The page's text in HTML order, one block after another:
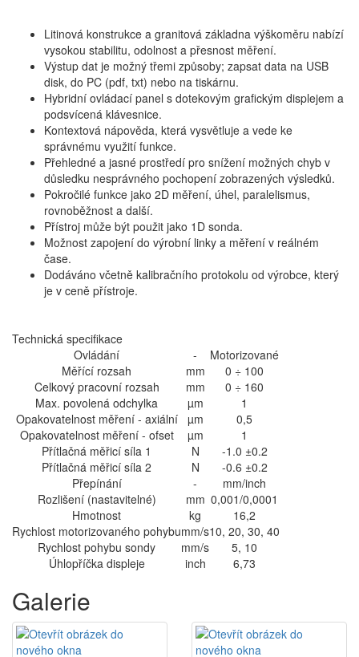
Litinová konstrukce a granitová základna výškoměru nabízí
vysokou stabilitu, odolnost a přesnost měření.
Výstup dat je možný třemi způsoby; zapsat data na USB
disk, do PC (pdf, txt) nebo na tiskárnu.
Hybridní ovládací panel s dotekovým grafickým displejem a
podsvícená klávesnice.
Kontextová nápověda, která vysvětluje a vede ke
správnému využití funkce.
Přehledné a jasné prostředí pro snížení možných chyb v
důsledku nesprávného pochopení zobrazených výsledků.
Pokročilé funkce jako 2D měření, úhel, paralelismus,
rovnoběžnost a další.
Přístroj může být použit jako 1D sonda.
Možnost zapojení do výrobní linky a měření v reálném
čase.
Dodáváno včetně kalibračního protokolu od výrobce, který
je v ceně přístroje.
Technická specifikace
Ovládání
-
Motorizované
Měřící rozsah
mm
0 ÷ 100
Celkový pracovní rozsah
mm
0 ÷ 160
Max. povolená odchylka
µm
1
Opakovatelnost měření - axiální
µm
0,5
Opakovatelnost měření - ofset
µm
1
Přítlačná měřicí síla 1
N
-1.0 ±0.2
Přítlačná měřicí síla 2
N
-0.6 ±0.2
Přepínání
-
mm/inch
Rozlišení (nastavitelné)
mm 0,001/0,0001
Hmotnost
kg
16,2
Rychlost motorizovaného pohybumm/s10, 20, 30, 40
Rychlost pohybu sondy
mm/s
5, 10
Úhlopříčka displeje
inch 6,73
Galerie